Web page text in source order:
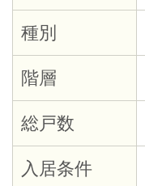
種別
階層
総戸数
入居条件